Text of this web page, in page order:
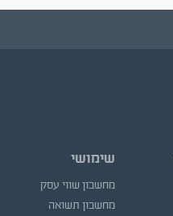
שימושי
מחשבון שווי עסק
מחשבון תשואה